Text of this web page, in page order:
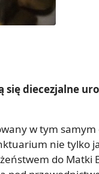
diecezjalne
w tym
nie tylko
do Matki